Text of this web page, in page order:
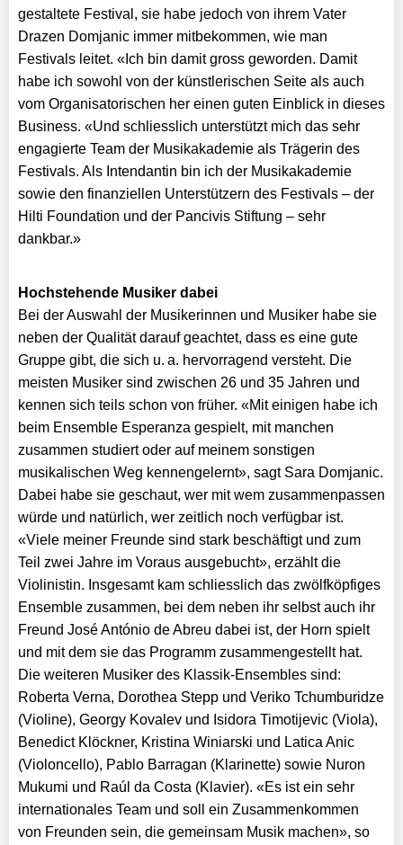
gestaltete Festival, sie habe jedoch von ihrem Vater
Drazen Domjanic immer mitbekommen, wie man
Festivals leitet. «Ich bin damit gross geworden. Damit
habe ich sowohl von der künstlerischen Seite als auch
vom Organisatorischen her einen guten Einblick in dieses
Business. «Und schliesslich unterstützt mich das sehr
engagierte Team der Musikakademie als Trägerin des
Festivals. Als Intendantin bin ich der Musikakademie
sowie den finanziellen Unterstützern des Festivals – der
Hilti Foundation und der Pancivis Stiftung – sehr
dankbar.»
Hochstehende Musiker dabei
Bei der Auswahl der Musikerinnen und Musiker habe sie
neben der Qualität darauf geachtet, dass es eine gute
Gruppe gibt, die sich u. a. hervorragend versteht. Die
meisten Musiker sind zwischen 26 und 35 Jahren und
kennen sich teils schon von früher. «Mit einigen habe ich
beim Ensemble Esperanza gespielt, mit manchen
zusammen studiert oder auf meinem sonstigen
musikalischen Weg kennengelernt», sagt Sara Domjanic.
Dabei habe sie geschaut, wer mit wem zusammenpassen
würde und natürlich, wer zeitlich noch verfügbar ist.
«Viele meiner Freunde sind stark beschäftigt und zum
Teil zwei Jahre im Voraus ausgebucht», erzählt die
Violinistin. Insgesamt kam schliesslich das zwölfköpfiges
Ensemble zusammen, bei dem neben ihr selbst auch ihr
Freund José António de Abreu dabei ist, der Horn spielt
und mit dem sie das Programm zusammengestellt hat.
Die weiteren Musiker des Klassik-Ensembles sind:
Roberta Verna, Dorothea Stepp und Veriko Tchumburidze
(Violine), Georgy Kovalev und Isidora Timotijevic (Viola),
Benedict Klöckner, Kristina Winiarski und Latica Anic
(Violoncello), Pablo Barragan (Klarinette) sowie Nuron
Mukumi und Raúl da Costa (Klavier). «Es ist ein sehr
internationales Team und soll ein Zusammenkommen
von Freunden sein, die gemeinsam Musik machen», so